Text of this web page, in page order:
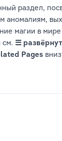
раздел,
аномалиям,
магии в
см. ☰
Pages